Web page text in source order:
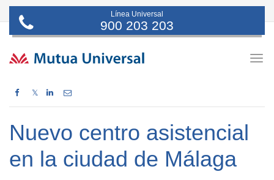
Línea Universal
900 203 203
𝕏
Nuevo centro asistencial
en la ciudad de Málaga